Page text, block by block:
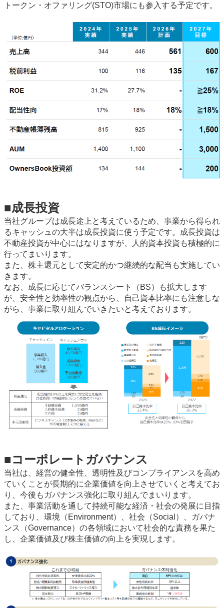
トークン・オファリング(STO)市場にも参入する予定です。
■成長投資
当社グループは成長途上と考えているため、事業から得られ
るキャッシュの大半は成長投資に使う予定です。成長投資は
不動産投資が中心にはなりますが、人的資本投資も積極的に
行ってまいります。
また、株主還元として安定的かつ継続的な配当も実施してい
きます。
なお、成長に応じてバランスシート（BS）も拡大します
が、安全性と効率性の観点から、自己資本比率にも注意しな
がら、事業に取り組んでいきたいと考えております。
■コーポレートガバナンス
当社は、経営の健全性、透明性及びコンプライアンスを高め
ていくことが長期的に企業価値を向上させていくと考えてお
り、今後もガバナンス強化に取り組んでまいります。
また、事業活動を通して持続可能な経済・社会の発展に目指
しており、環境（Environment）、社会（Social）、ガバナ
ンス（Governance）の各領域において社会的な責務を果た
し、企業価値及び株主価値の向上を実現します。